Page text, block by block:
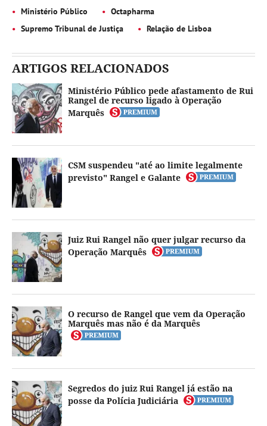
Ministério Público
Octapharma
Supremo Tribunal de Justiça
Relação de Lisboa
ARTIGOS RELACIONADOS
Ministério Público pede afastamento de Rui
Rangel de recurso ligado à Operação
Marquês
CSM suspendeu "até ao limite legalmente
previsto" Rangel e Galante
Juiz Rui Rangel não quer julgar recurso da
Operação Marquês
O recurso de Rangel que vem da Operação
Marquês mas não é da Marquês
Segredos do juiz Rui Rangel já estão na
posse da Polícia Judiciária